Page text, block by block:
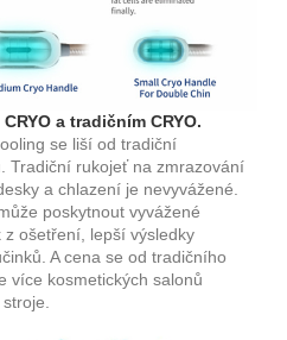
a tradičním CRYO.
se liší od tradiční
Tradiční rukojeť na zmrazování
a chlazení je nevyvážené.
poskytnout vyvážené
ošetření, lepší výsledky
A cena se od tradičního
více kosmetických salonů